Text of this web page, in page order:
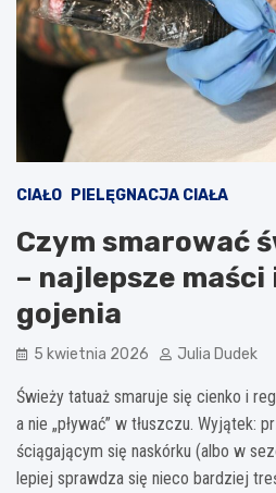
CIAŁO PIELĘGNACJA CIAŁA
Czym smarować
– najlepsze maści
gojenia
5 kwietnia 2026 Julia Dudek
Świeży tatuaż smaruje się cienko i
a nie „pływać” w tłuszczu. Wyjątek:
ściągającym się naskórku (albo w
lepiej sprawdza się nieco bardziej